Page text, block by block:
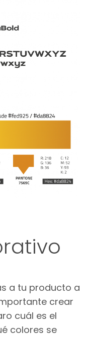
a tu producto a
crear
cuál es el
colores se